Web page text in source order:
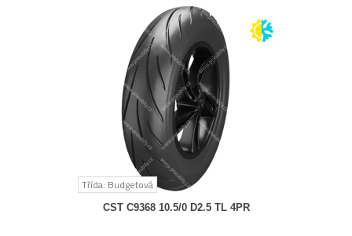
Třída: Budgetová
CST C9368 10.5/0 D2.5 TL 4PR